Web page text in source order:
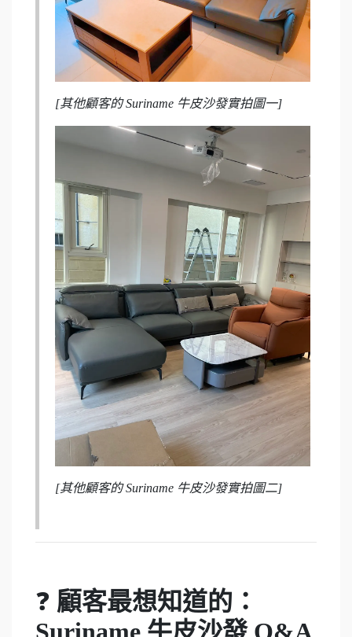
[其他顧客的 Suriname 牛皮沙發實拍圖一]
[其他顧客的 Suriname 牛皮沙發實拍圖二]
❓ 顧客最想知道的：